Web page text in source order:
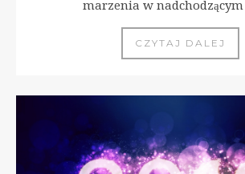
marzenia w
CZYTAJ DALEJ